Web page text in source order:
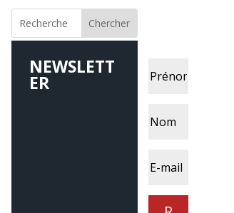
NEWSLETT
ER